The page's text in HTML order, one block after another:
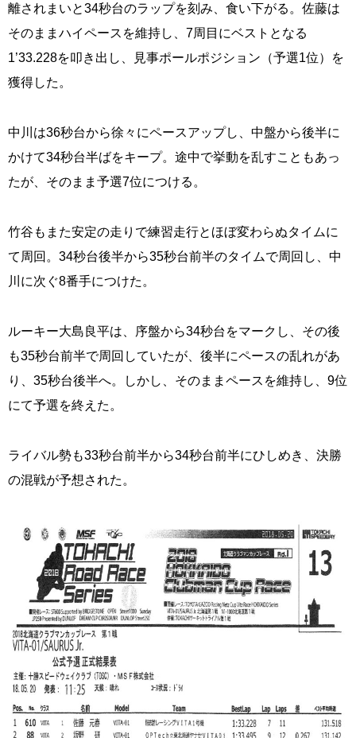
離されまいと34秒台のラップを刻み、食い下がる。佐藤は
そのままハイペースを維持し、7周目にベストとなる
1’33.228を叩き出し、見事ポールポジション（予選1位）を
獲得した。
中川は36秒台から徐々にペースアップし、中盤から後半に
かけて34秒台半ばをキープ。途中で挙動を乱すこともあっ
たが、そのまま予選7位につける。
竹谷もまた安定の走りで練習走行とほぼ変わらぬタイムに
て周回。34秒台後半から35秒台前半のタイムで周回し、中
川に次ぐ8番手につけた。
ルーキー大島良平は、序盤から34秒台をマークし、その後
も35秒台前半で周回していたが、後半にペースの乱れがあ
り、35秒台後半へ。しかし、そのままペースを維持し、9位
にて予選を終えた。
ライバル勢も33秒台前半から34秒台前半にひしめき、決勝
の混戦が予想された。